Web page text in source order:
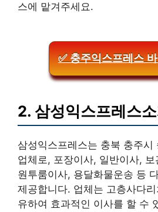
스에 맡겨주세요.
✅ 충주익스프레스
2. 삼성익스프레스
삼성익스프레스는 충북 충주
업체로, 포장이사, 일반이사,
원투룸이사, 용달화물운송 등
제공합니다. 업체는 고층사다
유하여 효과적인 이사를 할 수